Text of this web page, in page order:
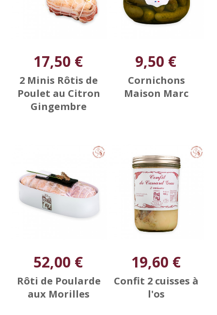
17,50 €
2 Minis Rôtis de
Poulet au Citron
Gingembre
9,50 €
Cornichons
Maison Marc
52,00 €
Rôti de Poularde
aux Morilles
19,60 €
Confit 2 cuisses à
l'os